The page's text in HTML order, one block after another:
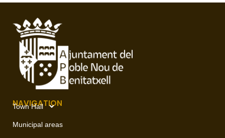
NAVIGATION
Town Hall
Municipal areas